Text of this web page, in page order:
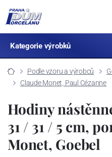
Kategorie výrobků
Podle vzoru a výrobců
Claude Monet, Paul Cézanne
Hodiny
31 / 31 / 5 cm,
Monet, Goebel